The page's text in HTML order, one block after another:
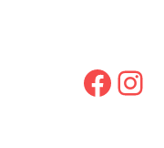
Facebook Instagram